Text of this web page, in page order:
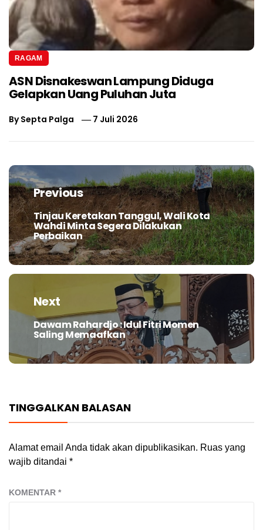
RAGAM
ASN Disnakeswan Lampung Diduga
Gelapkan Uang Puluhan Juta
BySepta Palga 7 Juli 2026
Navigasi
posPrevious
Previous
post:
Tinjau Keretakan Tanggul, Wali Kota
Wahdi Minta Segera Dilakukan
Perbaikan
Next
Next
post:
Dawam Rahardjo : Idul Fitri Momen
Saling Memaafkan
TINGGALKAN BALASAN
Alamat email Anda tidak akan dipublikasikan. Ruas yang
wajib ditandai *
KOMENTAR *